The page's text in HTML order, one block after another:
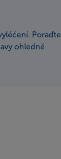
Poraďte
ohledně